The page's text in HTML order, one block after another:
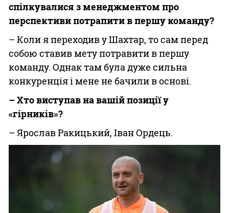
спілкувалися з менеджментом про
перспективи потрапити в першу команду?
– Коли я переходив у Шахтар, то сам перед
собою ставив мету потравити в першу
команду. Однак там була дуже сильна
конкуренція і мене не бачили в основі.
– Хто виступав на вашій позиції у
«гірників»?
– Ярослав Ракицький, Іван Ордець.